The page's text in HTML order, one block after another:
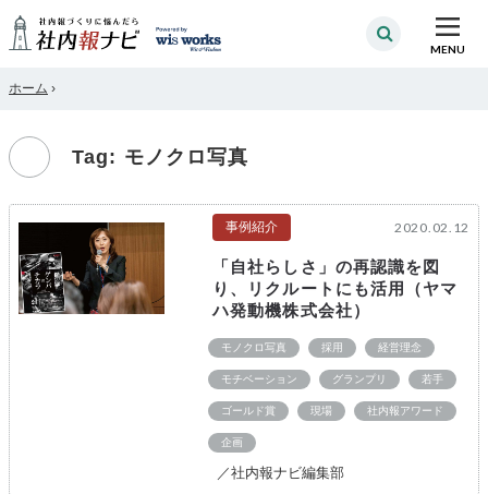
MENU
ホーム ›
Tag: モノクロ写真
事例紹介 2020.02.12
「自社らしさ」の再認識を図
り、リクルートにも活用（ヤマ
ハ発動機株式会社）
モノクロ写真 採用 経営理念
モチベーション グランプリ 若手
ゴールド賞 現場 社内報アワード
企画
／社内報ナビ編集部